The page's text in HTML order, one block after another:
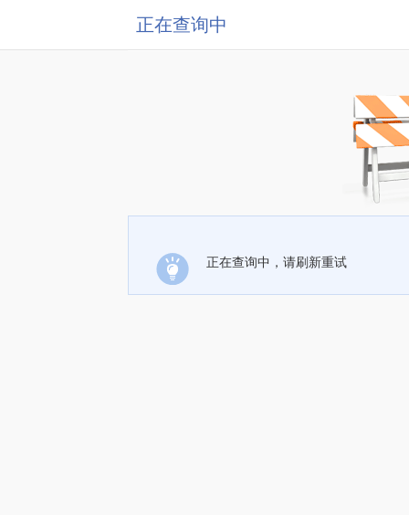
正在查询中
正在查询中，请刷新重试